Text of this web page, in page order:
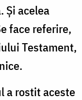
Şi acelea
face referire,
Testament,
a rostit aceste